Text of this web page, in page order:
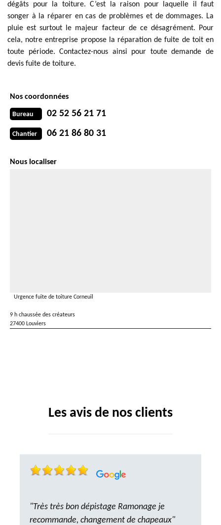
dégâts pour la toiture. C’est la raison pour laquelle il faut
songer à la réparer en cas de problèmes et de dommages. La
pluie est surtout le majeur facteur de ce désagrément. Pour
cela, notre entreprise propose la réparation de fuite de toit en
toute période. Contactez-nous ainsi pour toute demande de
devis fuite de toiture.
Nos coordonnées
Bureau 02 52 56 21 71
Chantier 06 21 86 80 31
Nous localiser
Urgence fuite de toiture Corneuil
9 h chaussée des créateurs
27400 Louviers
Les avis de nos clients
"Très très bon dépistage Ramonage je
recommande, changement de chapeaux"